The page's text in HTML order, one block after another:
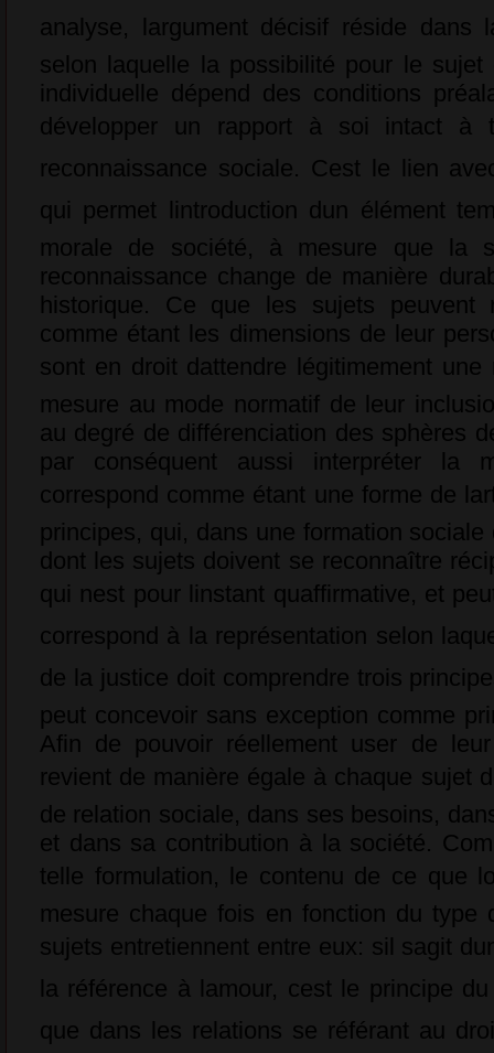
analyse, largument décisif réside dans
selon laquelle la possibilité pour le
individuelle dépend des conditions
développer un rapport à soi intact à
reconnaissance sociale. Cest le lien
qui permet lintroduction dun élément
morale de société, à mesure que la
reconnaissance change de manière
historique. Ce que les sujets peuvent
comme étant les dimensions de leur
sont en droit dattendre légitimement
mesure au mode normatif de leur
au degré de différenciation des sphères
par conséquent aussi interpréter la
correspond comme étant une forme de
principes, qui, dans une formation
dont les sujets doivent se reconnaître
qui nest pour linstant quaffirmative, et
correspond à la représentation selon
de la justice doit comprendre trois
peut concevoir sans exception comme
Afin de pouvoir réellement user de
revient de manière égale à chaque sujet
de relation sociale, dans ses besoins,
et dans sa contribution à la société.
telle formulation, le contenu de ce que
mesure chaque fois en fonction du type
sujets entretiennent entre eux: sil sagit
la référence à lamour, cest le principe
que dans les relations se référant au